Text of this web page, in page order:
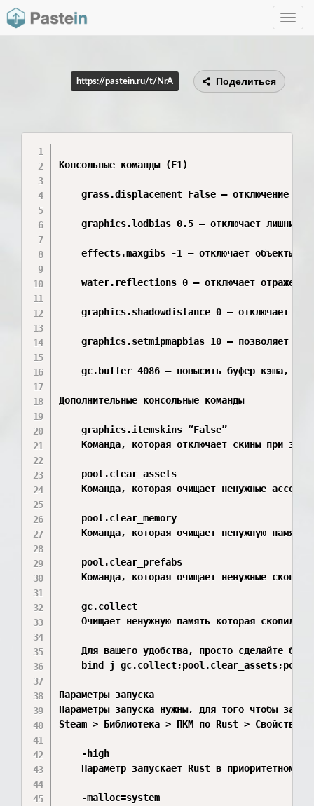
Toggle
https://pastein.ru/t/NrA Поделиться
Консольные команды (F1)
grass.displacement False — отключение
graphics.lodbias 0.5 — отключает лишние
effects.maxgibs -1 — отключает объекты
water.reflections 0 — отключает отражение
graphics.shadowdistance 0 — отключает
graphics.setmipmapbias 10 — позволяет
gc.buffer 4086 — повысить буфер кэша,
Дополнительные консольные команды
    graphics.itemskins “False”
Команда, которая отключает скины при
    pool.clear_assets
Команда, которая очищает ненужные ассеты
    pool.clear_memory
Команда, которая очищает ненужную память
    pool.clear_prefabs
Команда, которая очищает ненужные
    gc.collect
Очищает ненужную память которая
Для вашего удобства, просто сделайте
bind j
Параметры запуска
Параметры запуска нужны, для того чтобы
Steam > Библиотека > ПКМ по Rust > Свойства >
    -high
Параметр запускает Rust в приоритетном
    -malloc=system